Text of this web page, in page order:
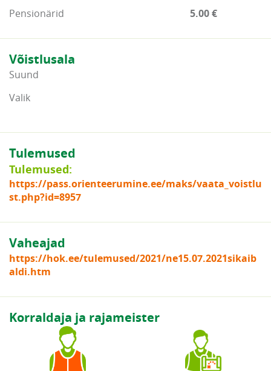
Pensionärid
5.00 €
Võistlusala
Suund
Valik
Tulemused
Tulemused:
https://pass.orienteerumine.ee/maks/vaata_voistlu
st.php?id=8957
Vaheajad
https://hok.ee/tulemused/2021/ne15.07.2021sikaib
aldi.htm
Korraldaja ja rajameister